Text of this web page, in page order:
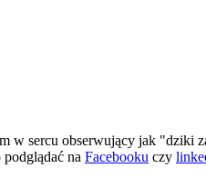
sercu obserwujący jak "dziki
na Facebooku czy